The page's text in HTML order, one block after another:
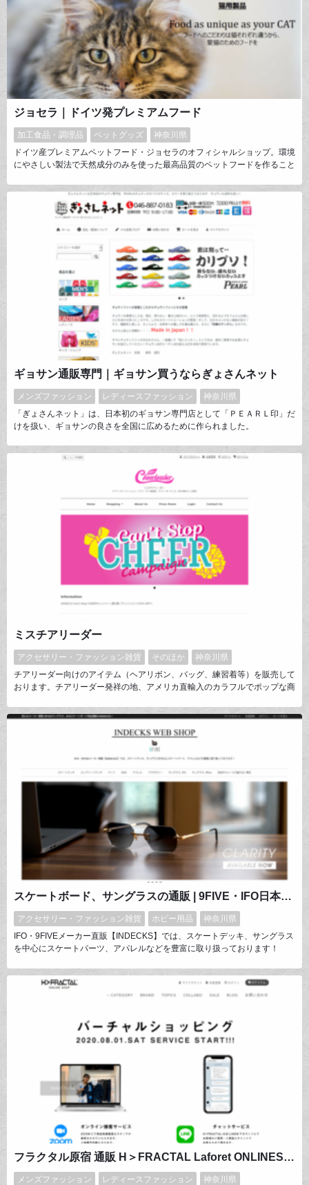
ジョセラ｜ドイツ発プレミアムフード
加工食品・調理品 ペットグッズ
神奈川県
ドイツ産プレミアムペットフード・ジョセラのオフィシャルショップ。環境
にやさしい製法で天然成分のみを使った最高品質のペットフードを作ること
小麦・着色料・香料・防腐剤を一切使用していません。原材料の肉・魚は人
間の食用に合格するものだけ。大切な家族である愛犬・愛猫に安心して毎日
与えられるフードを目指し、オンライン販売で直接お届けします。
ギョサン通販専門｜ギョサン買うならぎょさんネット
メンズファッション レディースファッション
神奈川県
「ぎょさんネット」は、日本初のギョサン専門店として「ＰＥＡＲＬ印」だ
けを扱い、ギョサンの良さを全国に広めるために作られました。
ミスチアリーダー
アクセサリー・ファッション雑貨 そのほか
神奈川県
チアリーダー向けのアイテム（ヘアリボン、バッグ、練習着等）を販売して
おります。チアリーダー発祥の地、アメリカ直輸入のカラフルでポップな商
スケートボード、サングラスの通販 | 9FIVE・IFO日本代理店直販INDECKS
アクセサリー・ファッション雑貨 ホビー用品
神奈川県
IFO・9FIVEメーカー直販【INDECKS】では、スケートデッキ、サングラス
を中心にスケートパーツ、アパレルなどを豊富に取り扱っております！
フラクタル原宿 通販 H＞FRACTAL Laforet ONLINESHOP
メンズファッション レディースファッション
神奈川県